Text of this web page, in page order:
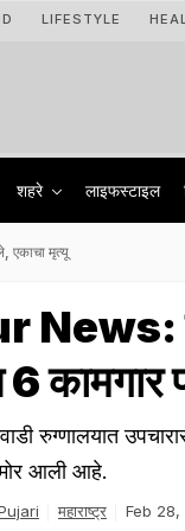
LIFESTYLE
शहरे लाइफस्टाइल
एकाचा मृत्यू
कामगार
रुग्णालयात
आली आहे.
महाराष्ट्र Feb 28,